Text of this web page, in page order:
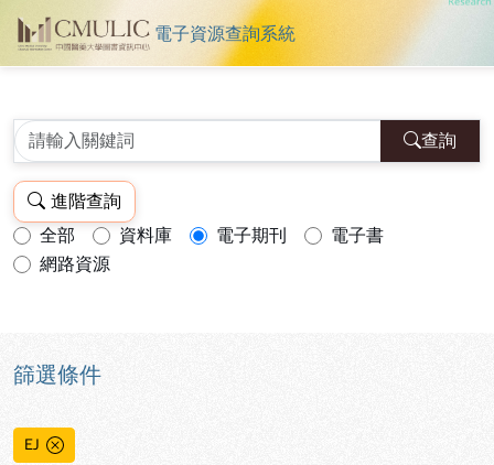
中國醫藥大學圖書館電子資源查
電子資源查詢系統
查詢
進階查詢
查詢模式：
全部 資料庫 電子期刊
電子書
網路資源
篩選條件
EJ